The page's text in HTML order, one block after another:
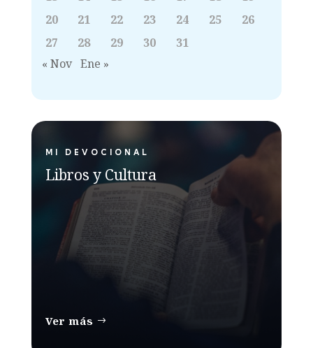
20
21 22 23 24 25
26
27
28 29 30
31
« Nov Ene »
MI DEVOCIONAL
Libros y Cultura
Ver más